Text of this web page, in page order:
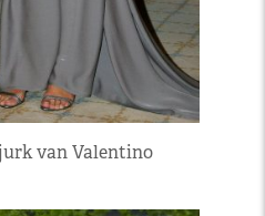
van Valentino